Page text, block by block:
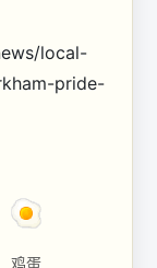
local-
pride-
鸡蛋